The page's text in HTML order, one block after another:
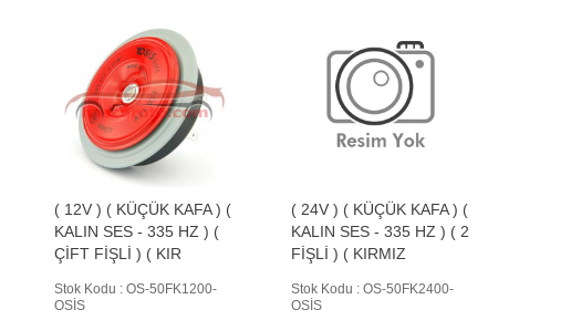
( 12V ) ( KÜÇÜK KAFA ) (
KALIN SES - 335 HZ ) (
ÇİFT FİŞLİ ) ( KIR
Stok Kodu : OS-50FK1200-
OSİS
( 24V ) ( KÜÇÜK KAFA ) (
KALIN SES - 335 HZ ) ( 2
FİŞLİ ) ( KIRMIZ
Stok Kodu : OS-50FK2400-
OSİS